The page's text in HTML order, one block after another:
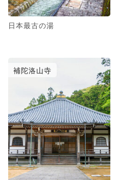
日本最古の湯
補陀洛山寺